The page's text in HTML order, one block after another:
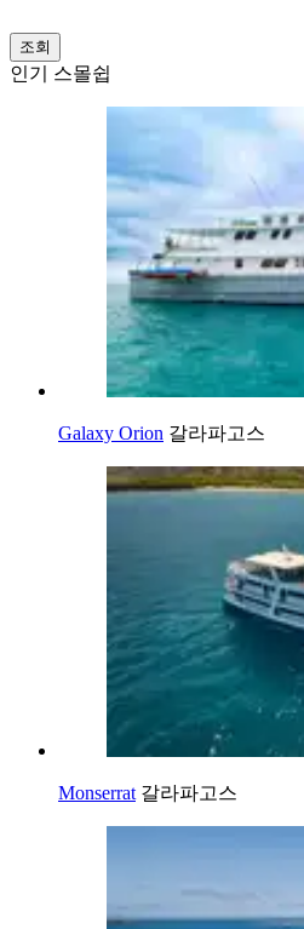
조회
인기 스몰쉽
Galaxy Orion 갈라파고스
Monserrat 갈라파고스